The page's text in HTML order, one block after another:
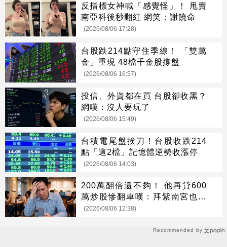
Recommended by
反指標女神喊「感覺怪」！ 甩賣
南亞科後秒翻紅 網笑：謝饒命
(2026/08/06 17:28)
台股跌214點守住季線！ 「雙萬
金」重現 48檔千金股撐盤
(2026/08/06 16:57)
投信、外資都在買 台股卻收黑？
網嘆：沒人要玩了
(2026/08/06 15:49)
台積電尾盤挨刀！台股收跌214
點「這2檔」記憶體逆勢收漲停
(2026/08/06 14:03)
200萬翻倍還不夠！ 他再貸600
萬炒股慘翻車嘆：拜紫南宮也沒
用
(2026/08/06 12:38)